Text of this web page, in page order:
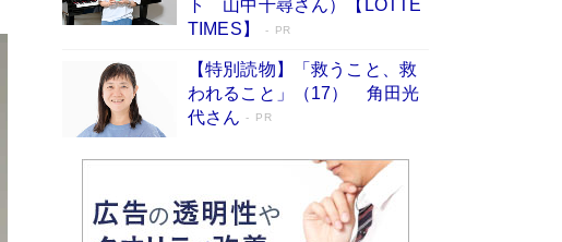
た“13歳の娘を暴行する役”への葛藤 インティマ
シーコーディネーターに支えられたNHK『大奥』
ト 山中千尋さん）【LOTTE
TIMES】
PR
【特別読物】「救うこと、救
われること」（17） 角田光
代さん
PR